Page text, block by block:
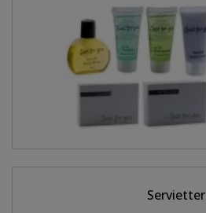
Servietter